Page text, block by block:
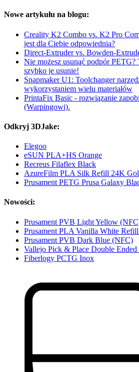
Nowe artykułu na blogu:
Creality K2 Combo vs. K2 Pro
jest dla Ciebie odpowiednia?
Direct-Extruder vs. Bowden-
Nie możesz usunąć podpór PETG?
szybko je usunie!
Snapmaker U1: Toolchanger
wykorzystaniem wielu materiałów
PrintaFix Basic - rozwiązanie
(Warpingowi).
Odkryj 3DJake:
Elegoo
eSUN PLA+HS Orange
Recreus Filaflex Black
AzureFilm PLA Silk Refill 24K
Prusament PETG Prusa Galaxy
Nowości:
Prusament PVB Light Yellow
Prusament PLA Vanilla White
Prusament PVB Dark Blue (NFC)
Vallejo Pick & Place Double Ended
Fiberlogy PCTG Inox